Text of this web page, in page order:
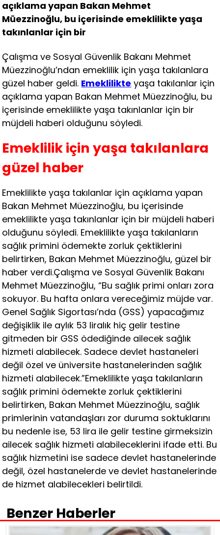
açıklama yapan Bakan Mehmet
Müezzinoğlu, bu içerisinde emeklilikte yaşa
takınlanlar için bir
Çalışma ve Sosyal Güvenlik Bakanı Mehmet
Müezzinoğlu’ndan emeklilik için yaşa takılanlara
güzel haber geldi. Emeklilikte yaşa takılanlar için
açıklama yapan Bakan Mehmet Müezzinoğlu, bu
içerisinde emeklilikte yaşa takınlanlar için bir
müjdeli haberi olduğunu söyledi.
Emeklilik için yaşa takılanlara
güzel haber
Emeklilikte yaşa takılanlar için açıklama yapan
Bakan Mehmet Müezzinoğlu, bu içerisinde
emeklilikte yaşa takınlanlar için bir müjdeli haberi
olduğunu söyledi. Emeklilikte yaşa takılanların
sağlık primini ödemekte zorluk çektiklerini
belirtirken, Bakan Mehmet Müezzinoğlu, güzel bir
haber verdi.Çalışma ve Sosyal Güvenlik Bakanı
Mehmet Müezzinoğlu, “Bu sağlık primi onları zora
sokuyor. Bu hafta onlara vereceğimiz müjde var.
Genel Sağlık Sigortası’nda (GSS) yapacağımız
değişiklik ile aylık 53 liralık hiç gelir testine
gitmeden bir GSS ödediğinde ailecek sağlık
hizmeti alabilecek. Sadece devlet hastaneleri
değil özel ve üniversite hastanelerinden sağlık
hizmeti alabilecek.”Emeklilikte yaşa takılanların
sağlık primini ödemekte zorluk çektiklerini
belirtirken, Bakan Mehmet Müezzinoğlu, sağlık
primlerinin vatandaşları zor duruma soktuklarını
bu nedenle ise, 53 lira ile gelir testine girmeksizin
ailecek sağlık hizmeti alabileceklerini ifade etti. Bu
sağlık hizmetini ise sadece devlet hastanelerinde
değil, özel hastanelerde ve devlet hastanelerinde
de hizmet alabilecekleri belirtildi.
Benzer Haberler